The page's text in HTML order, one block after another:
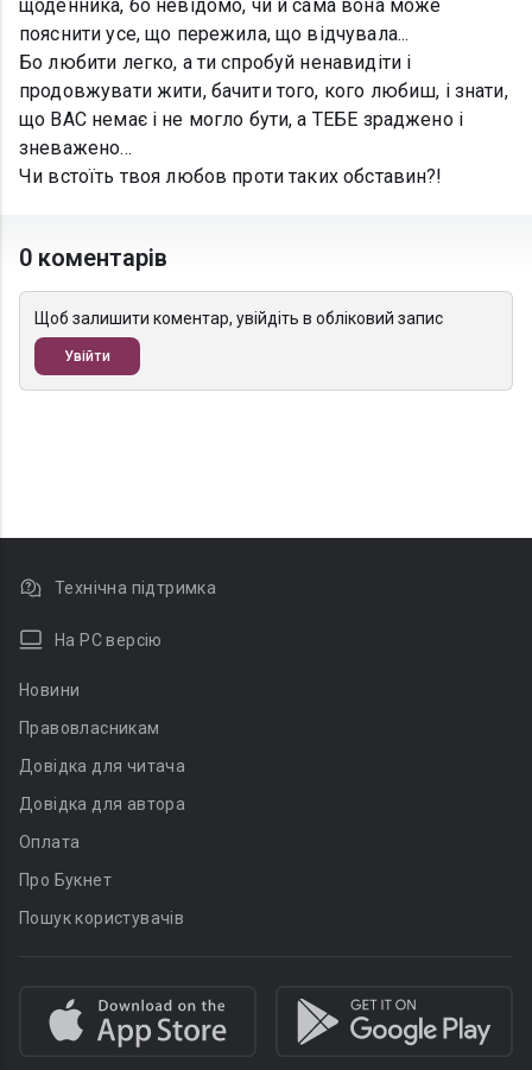
щоденника, бо невідомо, чи й сама вона може
пояснити усе, що пережила, що відчувала...
Бо любити легко, а ти спробуй ненавидіти і
продовжувати жити, бачити того, кого любиш, і знати,
що ВАС немає і не могло бути, а ТЕБЕ зраджено і
зневажено...
Чи встоїть твоя любов проти таких обставин?!
0 коментарів
Щоб залишити коментар, увійдіть в обліковий запис
Увійти
Технічна підтримка
На PC версію
Новини
Правовласникам
Довідка для читача
Довідка для автора
Оплата
Про Букнет
Пошук користувачів